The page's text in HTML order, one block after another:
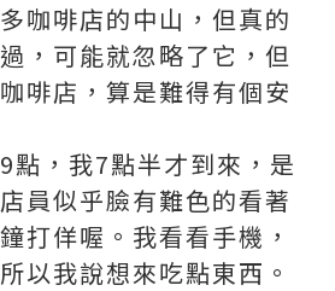
咖啡店的中山，但真的
，可能就忽略了它，但
啡店，算是難得有個安
點，我7點半才到來，是
員似乎臉有難色的看著
打佯喔。我看看手機，
以我說想來吃點東西。